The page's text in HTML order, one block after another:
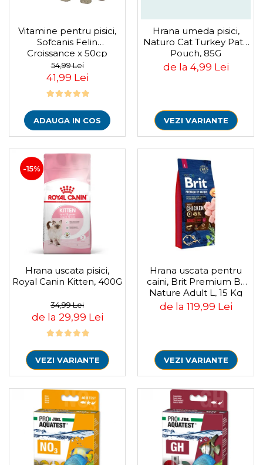
Vitamine pentru pisici,
Sofcanis Felin
Croissance x 50cp
54,99 Lei
41,99 Lei
ADAUGA IN COS
Hrana umeda pisici,
Naturo Cat Turkey Pate
Pouch, 85G
de la 4,99 Lei
VEZI VARIANTE
-15%
Hrana uscata pisici,
Royal Canin Kitten, 400G
34,99 Lei
de la 29,99 Lei
VEZI VARIANTE
Hrana uscata pentru
caini, Brit Premium By
Nature Adult L, 15 Kg
de la 119,99 Lei
VEZI VARIANTE